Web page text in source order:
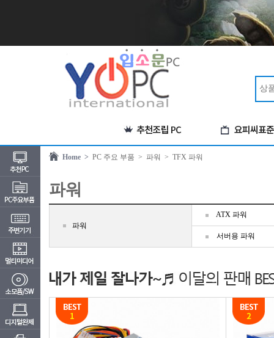
Home > PC 주요 부품 > 파워 > TFX 파워
파워
파워
ATX 파워
서버용 파워